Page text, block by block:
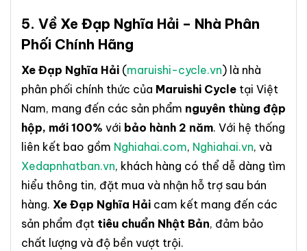
5. Về Xe Đạp Nghĩa Hải – Nhà Phân
Phối Chính Hãng
Xe Đạp Nghĩa Hải (maruishi-cycle.vn) là nhà
phân phối chính thức của Maruishi Cycle tại Việt
Nam, mang đến các sản phẩm nguyên thùng đập
hộp, mới 100% với bảo hành 2 năm. Với hệ thống
liên kết bao gồm Nghiahai.com, Nghiahai.vn, và
Xedapnhatban.vn, khách hàng có thể dễ dàng tìm
hiểu thông tin, đặt mua và nhận hỗ trợ sau bán
hàng. Xe Đạp Nghĩa Hải cam kết mang đến các
sản phẩm đạt tiêu chuẩn Nhật Bản, đảm bảo
chất lượng và độ bền vượt trội.